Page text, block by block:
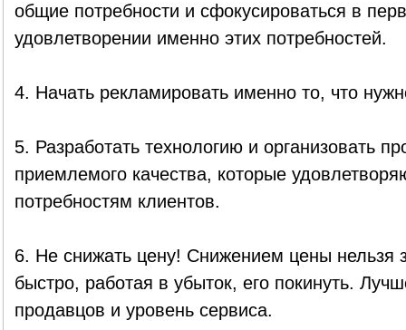
общие потребности и сфокусироваться в
удовлетворении именно этих потребностей.
4. Начать рекламировать именно то, что
5. Разработать технологию и организовать
приемлемого качества, которые
потребностям клиентов.
6. Не снижать цену! Снижением цены нельзя
быстро, работая в убыток, его покинуть.
продавцов и уровень сервиса.